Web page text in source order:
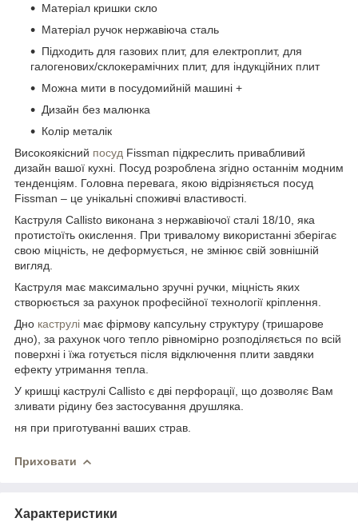
Матеріал кришки скло
Матеріал ручок нержавіюча сталь
Підходить для газових плит, для електроплит, для
галогенових/склокерамічних плит, для індукційних плит
Можна мити в посудомийній машині +
Дизайн без малюнка
Колір металік
Високоякісний посуд Fissman підкреслить привабливий
дизайн вашої кухні. Посуд розроблена згідно останнім модним
тенденціям. Головна перевага, якою відрізняється посуд
Fissman – це унікальні споживчі властивості.
Каструля Callisto виконана з нержавіючої сталі 18/10, яка
протистоїть окислення. При тривалому використанні зберігає
свою міцність, не деформується, не змінює свій зовнішній
вигляд.
Каструля має максимально зручні ручки, міцність яких
створюється за рахунок професійної технології кріплення.
Дно каструлі має фірмову капсульну структуру (тришарове
дно), за рахунок чого тепло рівномірно розподіляється по всій
поверхні і їжа готується після відключення плити завдяки
ефекту утримання тепла.
У кришці каструлі Callisto є дві перфорації, що дозволяє Вам
зливати рідину без застосування друшляка.
ня при приготуванні ваших страв.
Приховати
Характеристики